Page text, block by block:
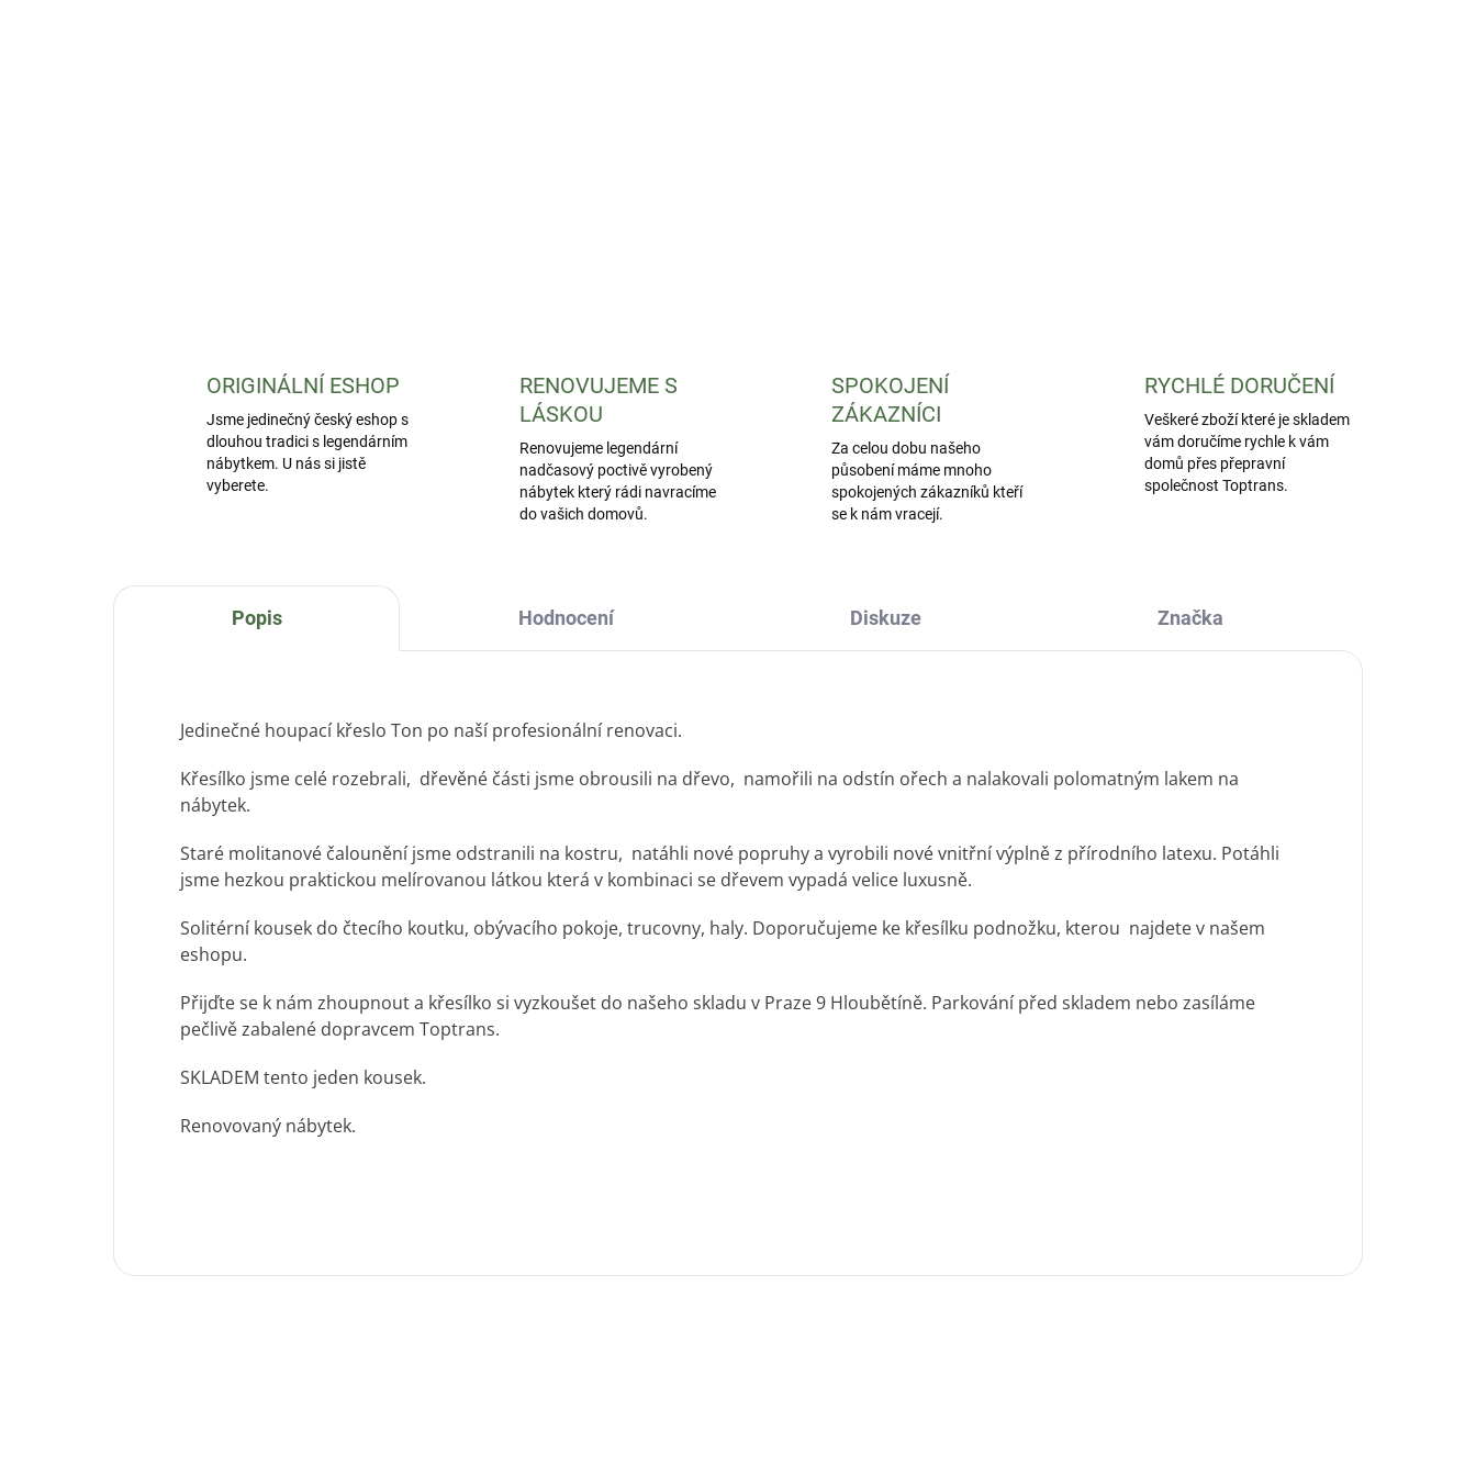
ORIGINÁLNÍ ESHOP
Jsme jedinečný český eshop s
dlouhou tradici s legendárním
nábytkem. U nás si jistě
vyberete.
RENOVUJEME S
LÁSKOU
Renovujeme legendární
nadčasový poctivě vyrobený
nábytek který rádi navracíme
do vašich domovů.
SPOKOJENÍ
ZÁKAZNÍCI
Za celou dobu našeho
působení máme mnoho
spokojených zákazníků kteří
se k nám vracejí.
RYCHLÉ DORUČENÍ
Veškeré zboží které je skladem
vám doručíme rychle k vám
domů přes přepravní
společnost Toptrans.
Popis Hodnocení Diskuze Značka
Jedinečné houpací křeslo Ton po naší profesionální renovaci.
Křesílko jsme celé rozebrali, dřevěné části jsme obrousili na dřevo, namořili na odstín ořech a nalakovali polomatným lakem na
nábytek.
Staré molitanové čalounění jsme odstranili na kostru, natáhli nové popruhy a vyrobili nové vnitřní výplně z přírodního latexu. Potáhli
jsme hezkou praktickou melírovanou látkou která v kombinaci se dřevem vypadá velice luxusně.
Solitérní kousek do čtecího koutku, obývacího pokoje, trucovny, haly. Doporučujeme ke křesílku podnožku, kterou najdete v našem
eshopu.
Přijďte se k nám zhoupnout a křesílko si vyzkoušet do našeho skladu v Praze 9 Hloubětíně. Parkování před skladem nebo zasíláme
pečlivě zabalené dopravcem Toptrans.
SKLADEM tento jeden kousek.
Renovovaný nábytek.